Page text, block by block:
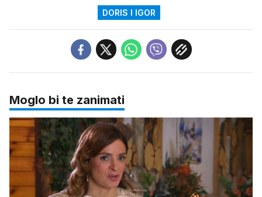
DORIS I IGOR
Moglo bi te zanimati